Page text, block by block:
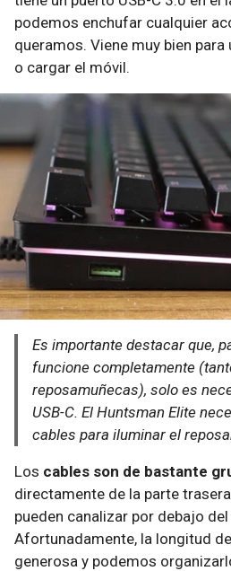
podemos enchufar cualquier
queramos. Viene muy bien
o cargar el móvil.
Es importante destacar que,
funcione completamente
reposamuñecas), solo es
USB-C. El Huntsman Elite
cables para iluminar el
Los cables son de bastante
directamente de la parte
pueden canalizar por debajo
Afortunadamente, la longitud
generosa y podemos